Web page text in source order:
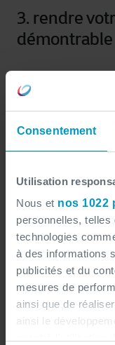
Consentement
Utilisation
Nous et nos 1022
personnelles, telles
technologies
à des informations
publicités et du
mesures de
ainsi que de
ainsi le
3. rendre
démontrable
encore plus
produit :
workflows
sensibles
traçabilité
Ce n'est pas
commercial.